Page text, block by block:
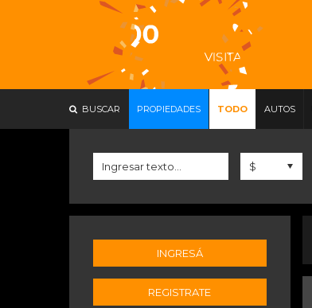
BUSCAR PROPIEDADES TODO AUTOS
INGRESÁ
REGISTRATE